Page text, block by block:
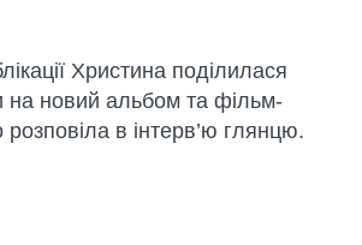
Христина поділилася
на новий альбом та фільм-
в інтерв’ю глянцю.